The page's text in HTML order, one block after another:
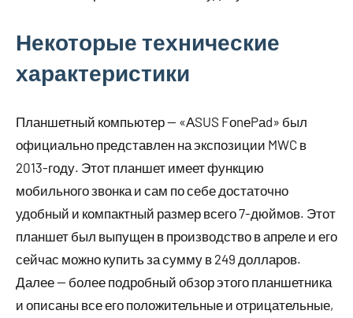
Некоторые технические
характеристики
Планшетный компьютер — «АSUS FоnеPаd» был
официально представлен на экспозиции MWC в
2013-году. Этот планшет имеет функцию
мобильного звонка и сам по себе достаточно
удобный и компактный размер всего 7-дюймов. Этот
планшет был выпущен в производство в апреле и его
сейчас можно купить за сумму в 249 долларов.
Далее — более подробный обзор этого планшетника
и описаны все его положительные и отрицательные,